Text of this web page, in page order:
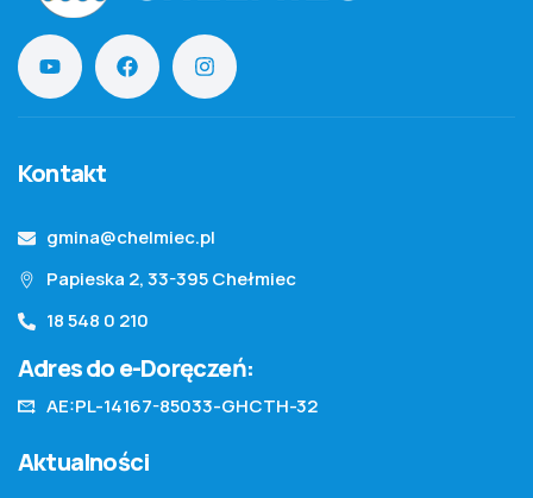
Kontakt
gmina@chelmiec.pl
Papieska 2, 33-395 Chełmiec
18 548 0 210
Adres do e-Doręczeń:
AE:PL-14167-85033-GHCTH-32
Aktualności